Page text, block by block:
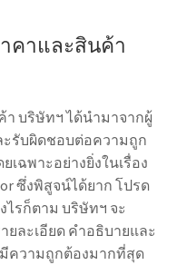
าคาและสินค้า
บริษัทฯ ได้นำมาจากผู้
รับผิดชอบต่อความถูก
ฉพาะอย่างยิ่งในเรื่อง
ซึ่งพิสูจน์ได้ยาก โปรด
รก็ตาม บริษัทฯ จะ
ละเอียด คำอธิบายและ
ความถูกต้องมากที่สุด